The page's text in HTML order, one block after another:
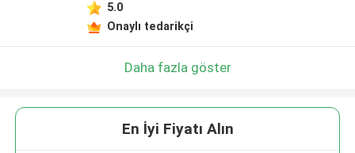
5.0
Onaylı tedarikçi
Daha fazla göster
En İyi Fiyatı Alın